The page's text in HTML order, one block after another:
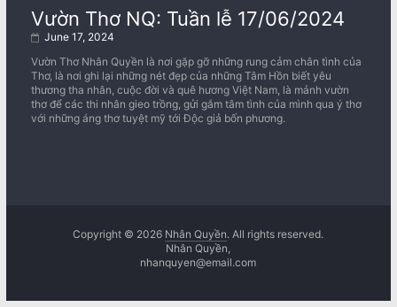
Vườn Thơ NQ: Tuần lễ 17/06/2024
June 17, 2024
Vườn Thơ Nhân Quyền là nơi gặp gỡ những rung cảm chân tình của
Thơ, là nơi ghi lại những nét đẹp của những Tâm Hồn biết yêu
thương tha nhân, cuộc đời và quê hương Việt Nam, là mảnh vườn
thơ để các thi nhân gieo trồng, gửi gắm tâm tình của mình qua ý thơ
với những áng thơ tuyệt mỹ tới Độc giả bốn phương.
Copyright © 2026 Nhân Quyền. All rights reserved.
Nhân Quyền,
nhanquyen@email.com